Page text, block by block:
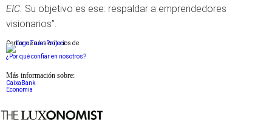
EIC. Su objetivo es ese: respaldar a emprendedores
visionarios”.
Conforme a los criterios de
¿Por qué confiar en nosotros?
Más información sobre:
CaixaBank
Economia